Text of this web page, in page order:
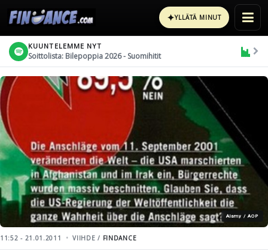
✦YLLÄTÄ MINUT
KUUNTELEMME NYT
Soittolista: Bilepoppia 2026 - Suomihitit
Alamy / AOP
11:52 - 21.01.2011 VIIHDE / FINDANCE